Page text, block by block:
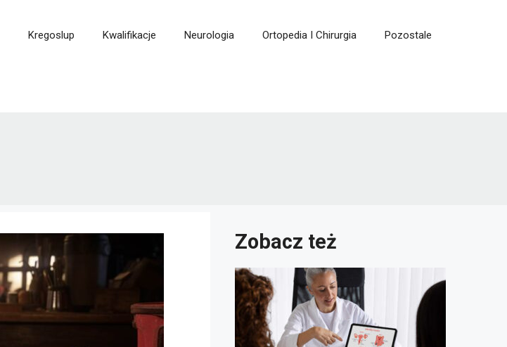
Kregoslup Kwalifikacje Neurologia Ortopedia I Chirurgia Pozostale
Zobacz też